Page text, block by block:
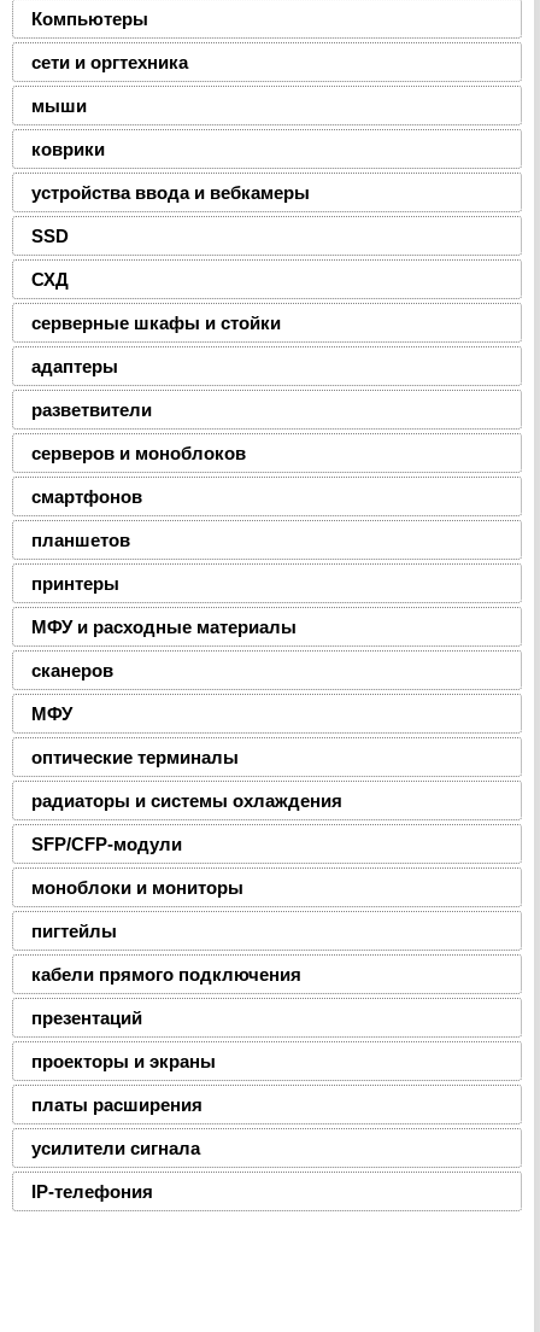
Компьютеры
сети и оргтехника
мыши
коврики
устройства ввода и вебкамеры
SSD
СХД
серверные шкафы и стойки
адаптеры
разветвители
серверов и моноблоков
смартфонов
планшетов
принтеры
МФУ и расходные материалы
сканеров
МФУ
оптические терминалы
радиаторы и системы охлаждения
SFP/CFP-модули
моноблоки и мониторы
пигтейлы
кабели прямого подключения
презентаций
проекторы и экраны
платы расширения
усилители сигнала
IP-телефония